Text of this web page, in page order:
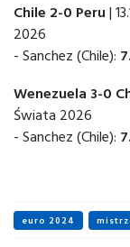
Chile 2-0 Peru |
2026
- Sanchez (Chile):
Wenezuela 3-0
Świata 2026
- Sanchez (Chile):
euro 2024